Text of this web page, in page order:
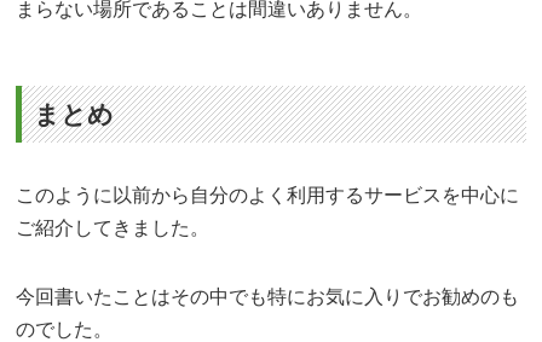
まらない場所であることは間違いありません。
まとめ
このように以前から自分のよく利用するサービスを中心に
ご紹介してきました。
今回書いたことはその中でも特にお気に入りでお勧めのも
のでした。